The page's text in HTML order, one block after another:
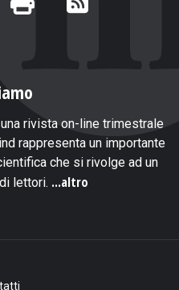
rivista on-line trimestrale
rappresenta un importante
che si rivolge ad un
lettori. ...altro